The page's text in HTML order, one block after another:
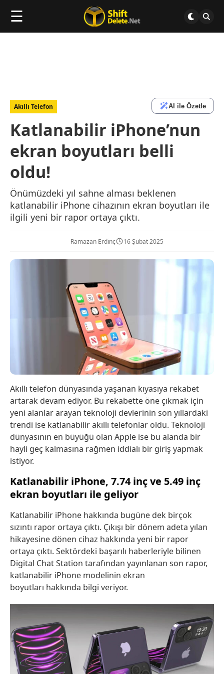
☰
Akıllı Telefon AI ile Özetle
Katlanabilir iPhone’nun
ekran boyutları belli
oldu!
Önümüzdeki yıl sahne alması beklenen
katlanabilir iPhone cihazının ekran boyutları ile
ilgili yeni bir rapor ortaya çıktı.
Ramazan Erdinç 16 Şubat 2025
Akıllı telefon dünyasında yaşanan kıyasıya rekabet
artarak devam ediyor. Bu rekabette öne çıkmak için
yeni alanlar arayan teknoloji devlerinin son yıllardaki
trendi ise katlanabilir akıllı telefonlar oldu. Teknoloji
dünyasının en büyüğü olan Apple ise bu alanda bir
hayli geç kalmasına rağmen iddialı bir giriş yapmak
istiyor.
Katlanabilir iPhone, 7.74 inç ve 5.49 inç
ekran boyutları ile geliyor
Katlanabilir iPhone hakkında bugüne dek birçok
sızıntı rapor ortaya çıktı. Çıkışı bir dönem adeta yılan
hikayesine dönen cihaz hakkında yeni bir rapor
ortaya çıktı. Sektördeki başarılı haberleriyle bilinen
Digital Chat Station tarafından yayınlanan son rapor,
katlanabilir iPhone modelinin ekran
boyutları hakkında bilgi veriyor.